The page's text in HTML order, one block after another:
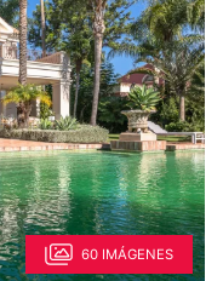
60 IMÁGENES